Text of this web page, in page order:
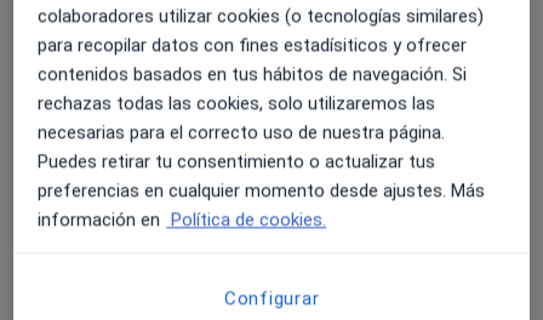
Depresión
Trastorno de ansiedad
Trastorno bipolar
Trastorno obsesivo compulsivo (TOC)
Esquizofrenia
+5a11y_sr_more_diseases
Pacientes que atiendo
Adultos
Ver direcciones (3)
colaboradores utilizar cookies (o tecnologías similares)
para recopilar datos con fines estadísiticos y ofrecer
contenidos basados en tus hábitos de navegación. Si
rechazas todas las cookies, solo utilizaremos las
necesarias para el correcto uso de nuestra página.
Puedes retirar tu consentimiento o actualizar tus
preferencias en cualquier momento desde ajustes. Más
información en Política de cookies.
Configurar